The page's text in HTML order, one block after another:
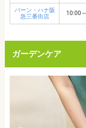
バーン・ハナ阪
急三番街店
10:00
ガーデンケア